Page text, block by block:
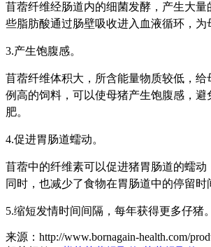
苜蓿纤维经肠道内的细菌发酵，产生大量
些脂肪酸通过肠壁吸收进入血液循环，为
3.产生饱腹感。
苜蓿纤维体积大，所含能量物质较低，给
例高的饲料，可以使母猪产生饱腹感，避
肥。
4.促进胃肠道蠕动。
苜蓿中的纤维素可以促进猪胃肠道的蠕动
同时，也减少了食物在胃肠道中的停留时
5.缩短发情时间间隔，每年获得更多仔猪。
来源：http://www.bornagain-health.com/